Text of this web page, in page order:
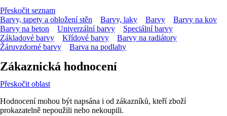
Přeskočit seznam
Barvy, tapety a obložení stěn
Barvy, laky Barvy
Barvy na kov
Barvy na beton
Univerzální barvy
Speciální barvy
Základové barvy
Křídové barvy
Barvy na radiátory
Žáruvzdorné barvy
Barva na podlahy
Zákaznická hodnocení
Přeskočit oblast
Hodnocení mohou být napsána i od zákazníků, kteří zboží
prokazatelně nepoužili nebo nekoupili.